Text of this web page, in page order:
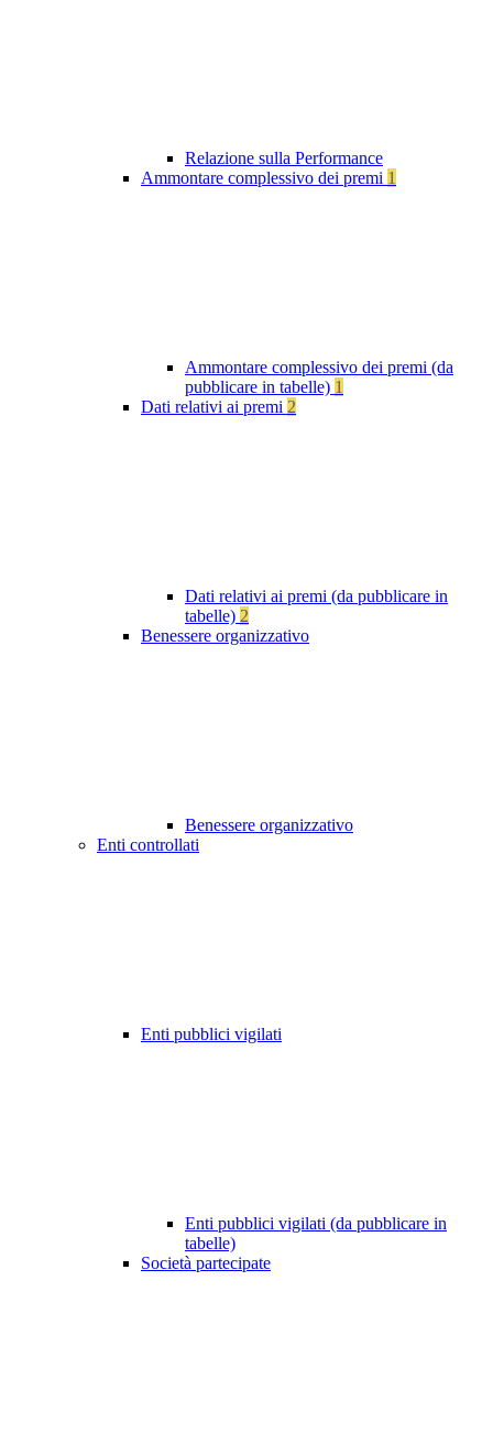
Relazione sulla Performance
Ammontare complessivo dei premi 1
Ammontare complessivo dei premi (da
pubblicare in tabelle) 1
Dati relativi ai premi 2
Dati relativi ai premi (da pubblicare in
tabelle) 2
Benessere organizzativo
Benessere organizzativo
Enti controllati
Enti pubblici vigilati
Enti pubblici vigilati (da pubblicare in
tabelle)
Società partecipate